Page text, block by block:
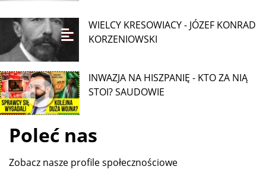
WIELCY KRESOWIACY - JÓZEF KONRAD
KORZENIOWSKI
INWAZJA NA HISZPANIĘ - KTO ZA NIĄ
STOI? SAUDOWIE
Poleć nas
Zobacz nasze profile społecznościowe